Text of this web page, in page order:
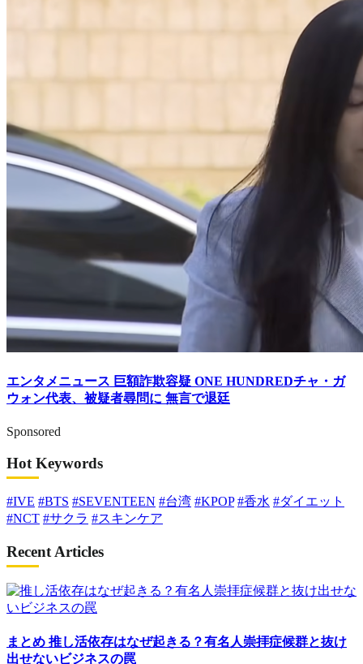
エンタメニュース 巨額詐欺容疑 ONE HUNDREDチャ・ガ
ウォン代表、被疑者尋問に 無言で退廷
Sponsored
Hot Keywords
#IVE #BTS #SEVENTEEN #台湾 #KPOP #香水 #ダイエット
#NCT #サクラ #スキンケア
Recent Articles
まとめ 推し活依存はなぜ起きる？有名人崇拝症候群と抜け
出せないビジネスの罠